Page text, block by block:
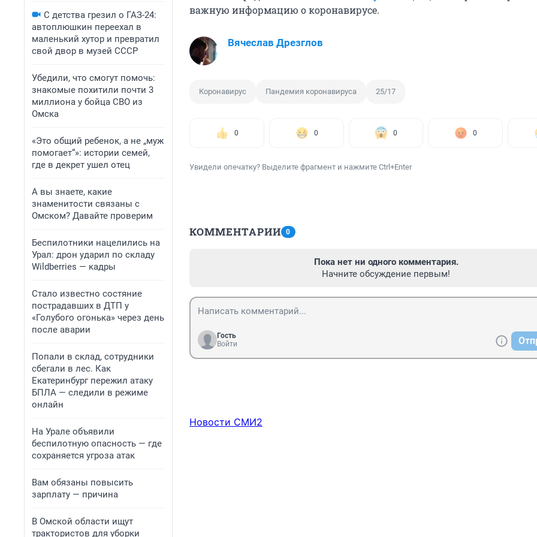
С детства грезил о ГАЗ-24:
автоплюшкин переехал в
маленький хутор и превратил
свой двор в музей СССР
Убедили, что смогут помочь:
знакомые похитили почти 3
миллиона у бойца СВО из
Омска
«Это общий ребенок, а не „муж
помогает“»: истории семей,
где в декрет ушел отец
А вы знаете, какие
знаменитости связаны с
Омском? Давайте проверим
Беспилотники нацелились на
Урал: дрон ударил по складу
Wildberries — кадры
Стало известно состяние
пострадавших в ДТП у
«Голубого огонька» через день
после аварии
Попали в склад, сотрудники
сбегали в лес. Как
Екатеринбург пережил атаку
БПЛА — следили в режиме
онлайн
На Урале объявили
беспилотную опасность — где
сохраняется угроза атак
Вам обязаны повысить
зарплату — причина
В Омской области ищут
трактористов для уборки
важную информацию о коронавирусе.
Вячеслав Дрезглов
Коронавирус Пандемия коронавируса 25/17
0 0 0 0
Увидели опечатку? Выделите фрагмент и нажмите Ctrl+Enter
КОММЕНТАРИИ 0
Пока нет ни одного комментария.
Начните обсуждение первым!
Гость
Войти
Новости СМИ2